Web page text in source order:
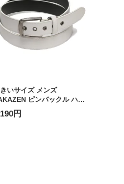
いサイズ メンズ
ピンバックル ハト
ベルト
円